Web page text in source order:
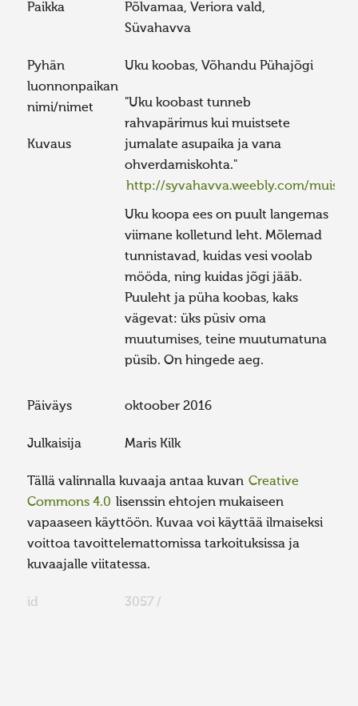
Paikka
Põlvamaa, Veriora vald,
Süvahavva
Pyhän
luonnonpaikan
nimi/nimet
Uku koobas, Võhandu Pühajõgi
Kuvaus
"Uku koobast tunneb
rahvapärimus kui muistsete
jumalate asupaika ja vana
ohverdamiskohta."
http://syvahavva.weebly.com/
Uku koopa ees on puult langemas
viimane kolletund leht. Mõlemad
tunnistavad, kuidas vesi voolab
mööda, ning kuidas jõgi jääb.
Puuleht ja püha koobas, kaks
vägevat: üks püsiv oma
muutumises, teine muutumatuna
püsib. On hingede aeg.
Päiväys oktoober 2016
Julkaisija Maris Kilk
Tällä valinnalla kuvaaja antaa kuvan Creative
Commons 4.0 lisenssin ehtojen mukaiseen
vapaaseen käyttöön. Kuvaa voi käyttää ilmaiseksi
voittoa tavoittelemattomissa tarkoituksissa ja
kuvaajalle viitatessa.
id 3057 /